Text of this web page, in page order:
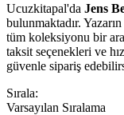
Ucuzkitapal'da Jens
bulunmaktadır.
tüm koleksiyonu bir
taksit seçenekleri ve
güvenle sipariş
Sırala:
Varsayılan Sıralama